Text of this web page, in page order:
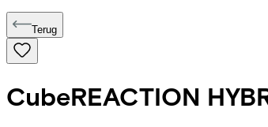
Terug
CubeREACTION